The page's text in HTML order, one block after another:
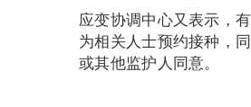
应变协调中心又表示，
为相关人士预约接种，
或其他监护人同意。